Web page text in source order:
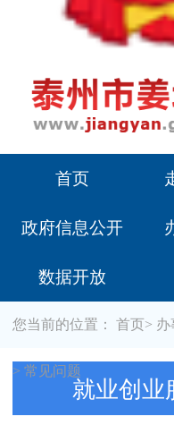
首页
政府信息公开
数据开放
您当前的位置：首页> 办
> 常见问题
就业创业